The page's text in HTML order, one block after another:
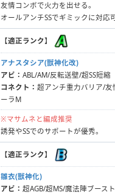
友情コンボで火力を出せる。
オールアンチSSでギミックに対応
【適正ランク】
アナスタシア(獣神化改)
アビ： ABL/AM/反転送壁/超SS短縮
コネクト： 超アンチ重力バリア/友
ーラM
※マサムネと編成推奨
誘発やSSでのサポートが優秀。
【適正ランク】
雛衣(獣神化)
アビ： 超AGB/超MS/魔法陣ブース